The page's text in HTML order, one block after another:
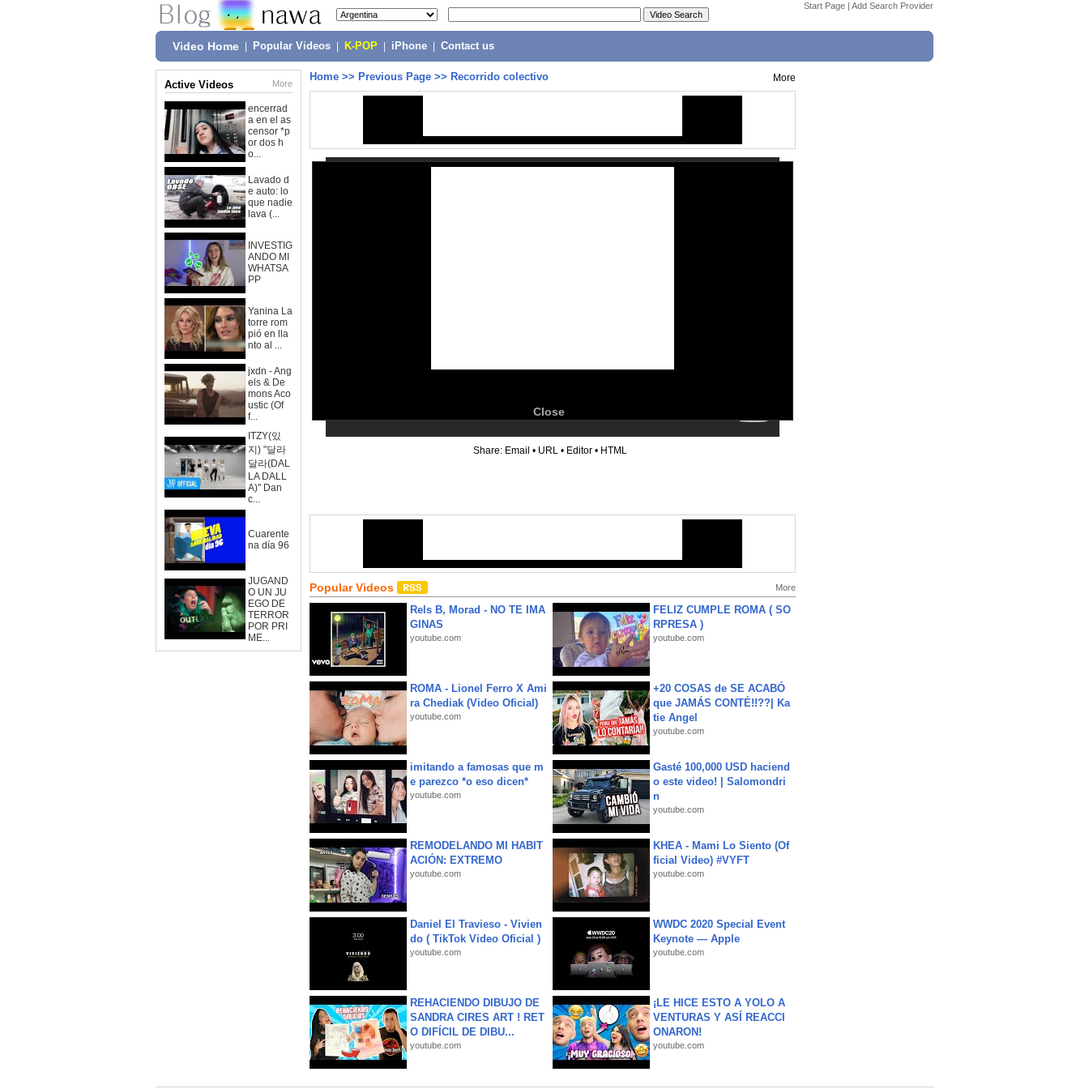
Start Page | Add Search Provider
Video Home Popular Videos K-POP iPhone Contact us
Active Videos More
encerrad
a en el as
censor *p
or dos h
o...
Lavado d
e auto: lo
que nadie
lava (...
INVESTIG
ANDO MI
WHATSA
PP
Yanina La
torre rom
pió en lla
nto al ...
jxdn - Ang
els & De
mons Aco
ustic (Of
f...
ITZY(있
지) "달라
달라(DAL
LA DALL
A)" Dan
c...
Cuarente
na día 96
JUGAND
O UN JU
EGO DE
TERROR
POR PRI
ME...
Home >> Previous Page >> Recorrido colectivo More
Close
Share: Email • URL • Editor • HTML
Popular Videos More
Rels B, Morad - NO TE IMA
GINAS
youtube.com
FELIZ CUMPLE ROMA ( SO
RPRESA )
youtube.com
ROMA - Lionel Ferro X Ami
ra Chediak (Video Oficial)
youtube.com
+20 COSAS de SE ACABÓ
que JAMÁS CONTÉ!!??| Ka
tie Angel
youtube.com
imitando a famosas que m
e parezco *o eso dicen*
youtube.com
Gasté 100,000 USD haciend
o este video! | Salomondri
n
youtube.com
REMODELANDO MI HABIT
ACIÓN: EXTREMO
youtube.com
KHEA - Mami Lo Siento (Of
ficial Video) #VYFT
youtube.com
Daniel El Travieso - Vivien
do ( TikTok Video Oficial )
youtube.com
WWDC 2020 Special Event
Keynote — Apple
youtube.com
REHACIENDO DIBUJO DE
SANDRA CIRES ART ! RET
O DIFÍCIL DE DIBU...
youtube.com
¡LE HICE ESTO A YOLO A
VENTURAS Y ASÍ REACCI
ONARON!
youtube.com